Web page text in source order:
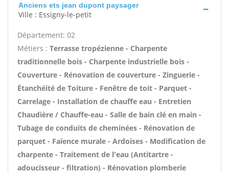
Anciens ets jean dupont paysager
Ville : Essigny-le-petit
Département: 02
Métiers : Terrasse tropézienne - Charpente
traditionnelle bois - Charpente industrielle bois -
Couverture - Rénovation de couverture - Zinguerie -
Étanchéité de Toiture - Fenêtre de toit - Parquet -
Carrelage - Installation de chauffe eau - Entretien
Chaudière / Chauffe-eau - Salle de bain clé en main -
Tubage de conduits de cheminées - Rénovation de
parquet - Faïence murale - Ardoises - Modification de
charpente - Traitement de l'eau (Antitartre -
adoucisseur - filtration) - Rénovation plomberie